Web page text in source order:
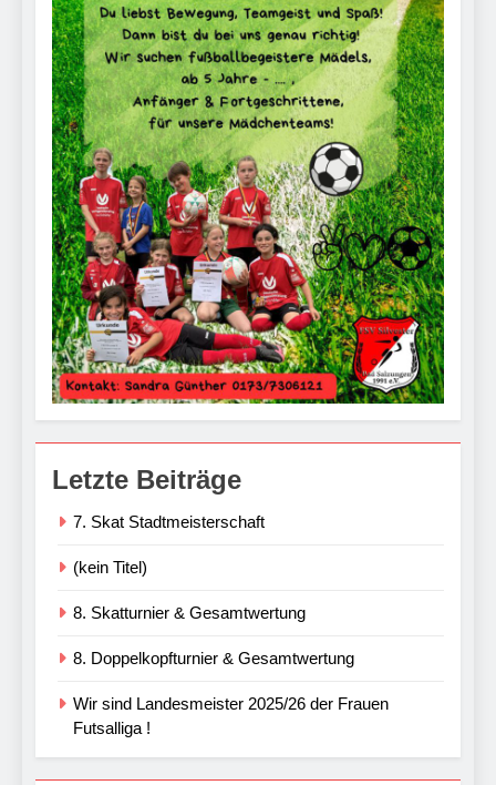
Letzte Beiträge
7. Skat Stadtmeisterschaft
(kein Titel)
8. Skatturnier & Gesamtwertung
8. Doppelkopfturnier & Gesamtwertung
Wir sind Landesmeister 2025/26 der Frauen
Futsalliga !